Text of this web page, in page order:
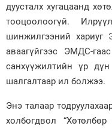
дуусталх хугацаанд
тооцоолоогүй.
шинжилгээний хариуг
аваагүйгээс ЭМДС-
санхүүжилтийн үр
шалгалтаар ил болжээ.
Энэ талаар
холбогдвол